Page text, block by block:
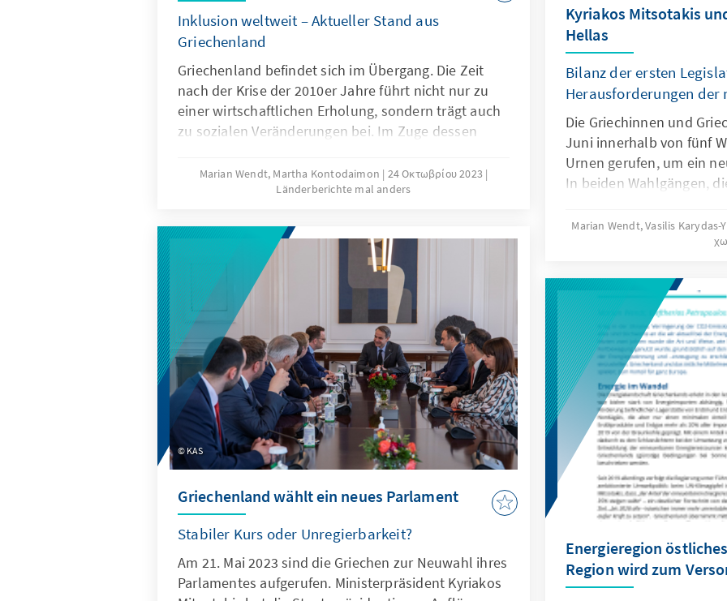
Inklusion weltweit – Aktueller Stand aus
Griechenland
Griechenland befindet sich im Übergang. Die Zeit
nach der Krise der 2010er Jahre führt nicht nur zu
einer wirtschaftlichen Erholung, sondern trägt auch
zu sozialen Veränderungen bei. Im Zuge dessen
Menschen mit Behinderungen für die Gesellschaft
immer wichtiger. Hier präsentieren wir einen ersten
Menschen mit Behinderungen erleichtern.
Marian Wendt, Martha Kontodaimon
24 Οκτωβρίου 2023
Länderberichte mal anders
Kyriakos Mitsotakis
Hellas
Bilanz der ersten
Herausforderungen der
Die Griechinnen und
Juni innerhalb von fünf
Urnen gerufen, um ein
In beiden Wahlgängen,
Nea Dimokratia des
Regierungschefs
Jahre mit einer absoluten
sind die Gründe für die
konnte die Opposition
arbeitet künftig die neue
Antworten darauf gibt
Marian Wendt, Vasilis Karydas-
KAS
Griechenland wählt ein neues Parlament
Stabiler Kurs oder Unregierbarkeit?
Am 21. Mai 2023 sind die Griechen zur Neuwahl ihres
Parlamentes aufgerufen. Ministerpräsident Kyriakos
Energieregion
Region wird zum